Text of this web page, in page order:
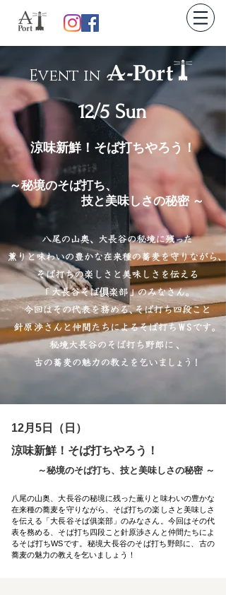
Event in
12/5 Sun
～秘境のそば打ち、
技と美味しさの秘密 ～
涼味新鮮！そば打ちやろう！
12月5日（日）
涼味新鮮！そば打ちやろう！
～秘境のそば打ち、技と美味しさの秘密 ～
八尾の山奥、大長谷の秘境に残った薫りと味わいの豊かな
在来種の蕎麦を守りながら、そば打ちの楽しさと美味しさ
を伝える「大長谷そば俱楽部」のみなさん。今回はその代
表を務める、そば打ち四段こと針原渉さんと仲間たちによ
るそば打ちWSです。秘境大長谷のそば打ち野郎に、古の
蕎麦の魅力の教えを乞いましょう！